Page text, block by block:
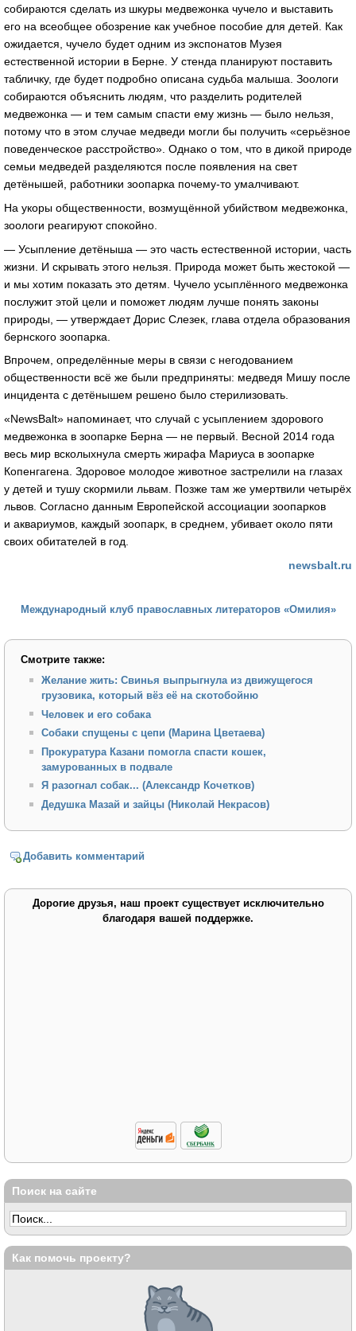
собираются сделать из шкуры медвежонка чучело и выставить
его на всеобщее обозрение как учебное пособие для детей. Как
ожидается, чучело будет одним из экспонатов Музея
естественной истории в Берне. У стенда планируют поставить
табличку, где будет подробно описана судьба малыша. Зоологи
собираются объяснить людям, что разделить родителей
медвежонка — и тем самым спасти ему жизнь — было нельзя,
потому что в этом случае медведи могли бы получить «серьёзное
поведенческое расстройство». Однако о том, что в дикой природе
семьи медведей разделяются после появления на свет
детёнышей, работники зоопарка почему-то умалчивают.
На укоры общественности, возмущённой убийством медвежонка,
зоологи реагируют спокойно.
— Усыпление детёныша — это часть естественной истории, часть
жизни. И скрывать этого нельзя. Природа может быть жестокой —
и мы хотим показать это детям. Чучело усыплённого медвежонка
послужит этой цели и поможет людям лучше понять законы
природы, — утверждает Дорис Слезек, глава отдела образования
бернского зоопарка.
Впрочем, определённые меры в связи с негодованием
общественности всё же были предприняты: медведя Мишу после
инцидента с детёнышем решено было стерилизовать.
«NewsBalt» напоминает, что случай с усыплением здорового
медвежонка в зоопарке Берна — не первый. Весной 2014 года
весь мир всколыхнула смерть жирафа Мариуса в зоопарке
Копенгагена. Здоровое молодое животное застрелили на глазах
у детей и тушу скормили львам. Позже там же умертвили четырёх
львов. Согласно данным Европейской ассоциации зоопарков
и аквариумов, каждый зоопарк, в среднем, убивает около пяти
своих обитателей в год.
newsbalt.ru
Международный клуб православных литераторов «Омилия»
Смотрите также:
Желание жить: Свинья выпрыгнула из движущегося
грузовика, который вёз её на скотобойню
Человек и его собака
Собаки спущены с цепи (Марина Цветаева)
Прокуратура Казани помогла спасти кошек,
замурованных в подвале
Я разогнал собак... (Александр Кочетков)
Дедушка Мазай и зайцы (Николай Некрасов)
Добавить комментарий
Дорогие друзья, наш проект существует исключительно
благодаря вашей поддержке.
Поиск на сайте
Как помочь проекту?